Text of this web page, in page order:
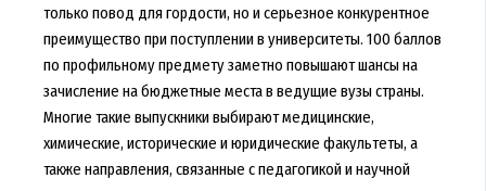
только повод для гордости, но и серьезное конкурентное
преимущество при поступлении в университеты. 100 баллов
по профильному предмету заметно повышают шансы на
зачисление на бюджетные места в ведущие вузы страны.
Многие такие выпускники выбирают медицинские,
химические, исторические и юридические факультеты, а
также направления, связанные с педагогикой и научной